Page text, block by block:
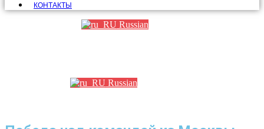
КОНТАКТЫ
Russian
Russian